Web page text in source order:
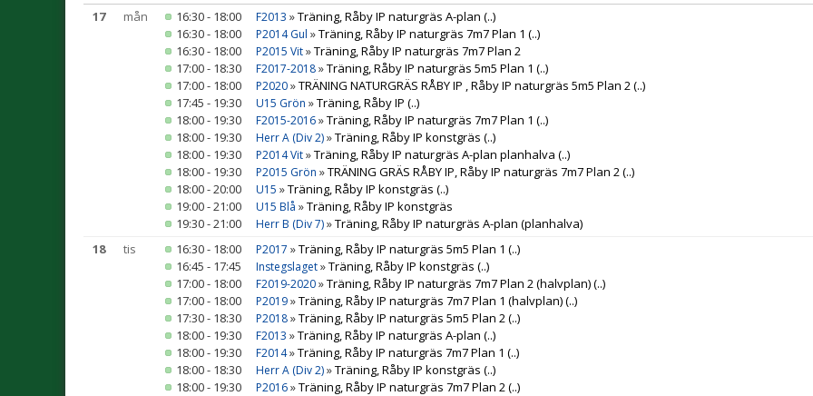
17
mån 16:30 - 18:00 F2013 »Träning, Råby IP naturgräs A-plan (..)
16:30 - 18:00
P2014 Gul »Träning, Råby IP naturgräs 7m7 Plan 1 (..)
16:30 - 18:00
P2015 Vit»Träning, Råby IP naturgräs 7m7 Plan 2
17:00 - 18:30
F2017-2018»Träning, Råby IP naturgräs 5m5 Plan 1 (..)
17:00 - 18:00
P2020»TRÄNING NATURGRÄS RÅBY IP , Råby IP naturgräs 5m5 Plan 2(..)
17:45 - 19:30
U15 Grön »Träning, Råby IP (..)
18:00 - 19:30
F2015-2016»Träning, Råby IP naturgräs 7m7 Plan 1 (..)
18:00 - 19:30
Herr A (Div 2)»Träning, Råby IP konstgräs (..)
18:00 - 19:30
P2014 Vit»Träning, Råby IP naturgräs A-plan planhalva (..)
18:00 - 19:30
P2015 Grön »TRÄNING GRÄS RÅBY IP, Råby IP naturgräs 7m7 Plan 2(..)
18:00 - 20:00
U15 »Träning, Råby IP konstgräs (..)
19:00 - 21:00
U15 Blå »Träning, Råby IP konstgräs
19:30 - 21:00
Herr B (Div 7)»Träning, Råby IP naturgräs A-plan (planhalva)
18
tis 16:30 - 18:00 P2017 »Träning, Råby IP naturgräs 5m5 Plan 1 (..)
16:45 - 17:45
Instegslaget»Träning, Råby IP konstgräs (..)
17:00 - 18:00
F2019-2020»Träning, Råby IP naturgräs 7m7 Plan 2 (halvplan)(..)
17:00 - 18:00
P2019»Träning, Råby IP naturgräs 7m7 Plan 1 (halvplan)(..)
17:30 - 18:30
P2018»Träning, Råby IP naturgräs 5m5 Plan 2(..)
18:00 - 19:30
F2013 »Träning, Råby IP naturgräs A-plan (..)
18:00 - 19:30
F2014»Träning, Råby IP naturgräs 7m7 Plan 1 (..)
18:00 - 18:30
Herr A (Div 2)»Träning, Råby IP konstgräs (..)
18:00 - 19:30
P2016»Träning, Råby IP naturgräs 7m7 Plan 2(..)